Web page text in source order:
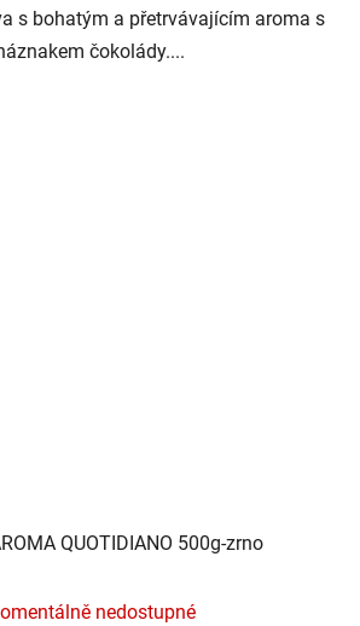
s bohatým a přetrvávajícím aroma s
čokolády....
QUOTIDIANO 500g-zrno
nedostupné